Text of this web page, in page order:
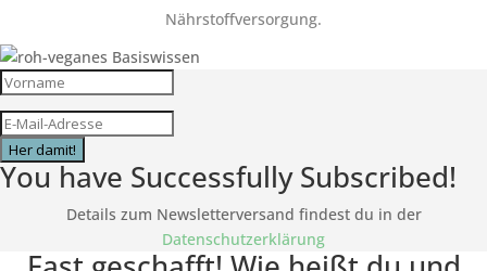
Nährstoffversorgung.
Her damit!
You have Successfully Subscribed!
Details zum Newsletterversand findest du in der
Datenschutzerklärung